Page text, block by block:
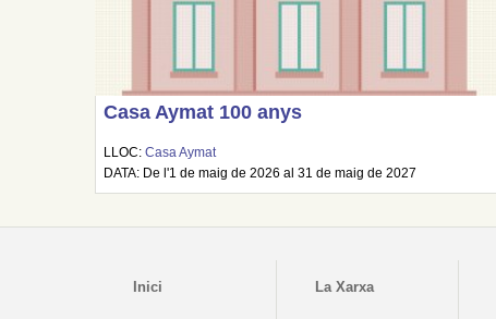
Casa Aymat 100 anys
LLOC:Casa Aymat
DATA: De l'1 de maig de 2026 al 31 de maig de 2027
Inici La Xarxa